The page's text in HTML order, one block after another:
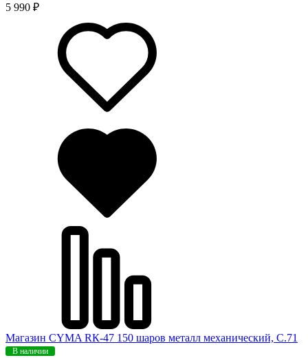
5 990 ₽
Магазин CYMA RК-47 150 шаров металл механический, C.71
В наличии